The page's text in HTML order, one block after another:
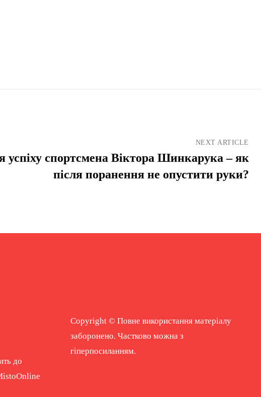
NEXT ARTICLE
успіху спортсмена Віктора Шинкарука – як
після поранення не опустити руки?
до
Copyright © Повне використання матеріалу
заборонено. Частково можна з
гіперпосиланням.